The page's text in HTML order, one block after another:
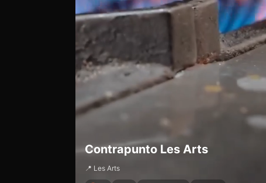
Contrapunto Les Arts
📍 Les Arts